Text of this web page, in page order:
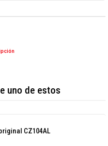
uno de estos
CZ104AL